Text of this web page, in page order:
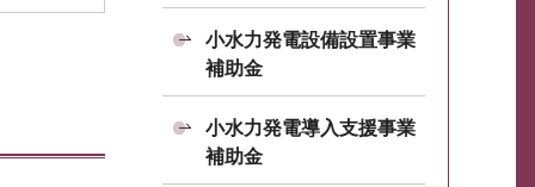
小水力発電設備設置事業
補助金
小水力発電導入支援事業
補助金